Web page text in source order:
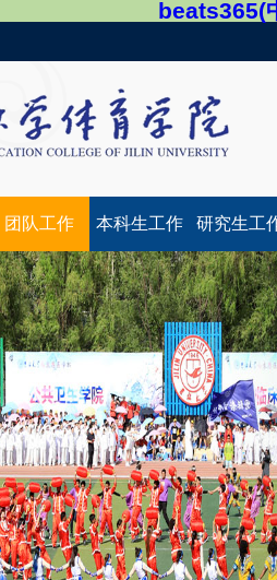
beats365(
团队工作 本科生工作 研究生工